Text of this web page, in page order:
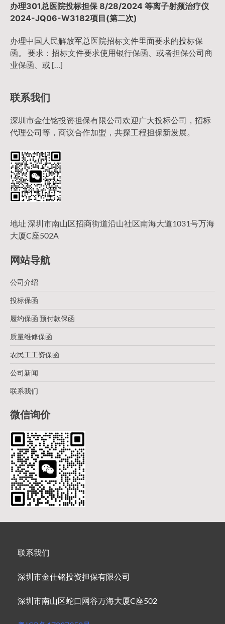
办理301总医院投标担保 8/28/2024 等离子射频治疗仪
2024-JQ06-W3182项目(第二次)
办理中国人民解放军总医院招标文件里面要求的投标保
函。 要求：招标文件要求使用银行保函、或者担保公司商
业保函、或 […]
联系我们
深圳市金仕铭投资担保有限公司欢迎广大投标公司，招标
代理公司等，商议合作加盟，共探工程担保新发展。
地址 深圳市南山区招商街道沿山社区南海大道1031号万海
大厦C座502A
网站导航
公司介绍
投标保函
履约保函 预付款保函
质量维修保函
农民工工资保函
公司新闻
联系我们
微信询价
联系我们
深圳市金仕铭投资担保有限公司
深圳市南山区蛇口网谷万海大厦C座502